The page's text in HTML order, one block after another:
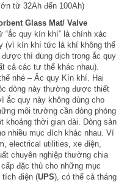
từ 32Ah đến 100Ah)
Glass Mat/ Valve
“ắc quy kín khí” là chính xác
(vì kín khí tức là khí không thể
thì dung dịch trong ắc quy
cả các tư thế khác nhau).
nhé – Ắc quy Kín khí. Hai
dòng này thường được thiết
ắc quy này không dùng cho
môi trường cần dòng phóng
khoảng thời gian dài. Dòng sản
nhiều mục đích khác nhau. Ví
electrical utilities, xe điện,
chuyên nghiệp thường chia
đặc thù cho những mục
điện (UPS), có thể cả tháng